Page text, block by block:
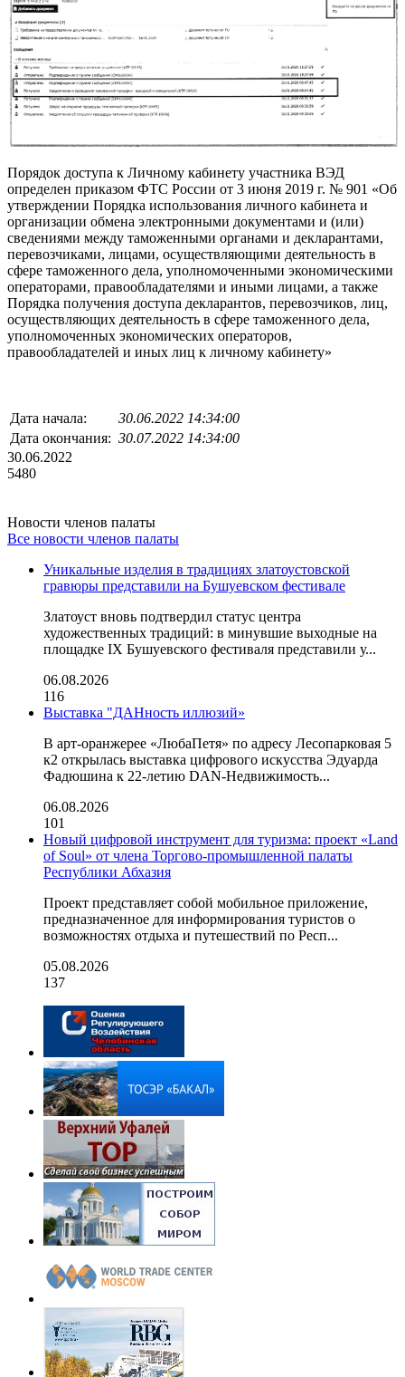
Порядок доступа к Личному кабинету участника ВЭД
определен приказом ФТС России от 3 июня 2019 г. № 901 «Об
утверждении Порядка использования личного кабинета и
организации обмена электронными документами и (или)
сведениями между таможенными органами и декларантами,
перевозчиками, лицами, осуществляющими деятельность в
сфере таможенного дела, уполномоченными экономическими
операторами, правообладателями и иными лицами, а также
Порядка получения доступа декларантов, перевозчиков, лиц,
осуществляющих деятельность в сфере таможенного дела,
уполномоченных экономических операторов,
правообладателей и иных лиц к личному кабинету»
Дата начала:
30.06.2022 14:34:00
Дата окончания: 30.07.2022 14:34:00
30.06.2022
5480
Новости членов палаты
Все новости членов палаты
Уникальные изделия в традициях златоустовской
гравюры представили на Бушуевском фестивале
Златоуст вновь подтвердил статус центра
художественных традиций: в минувшие выходные на
площадке IX Бушуевского фестиваля представили у...
06.08.2026
116
Выставка "ДАНность иллюзий»
В арт-оранжерее «ЛюбаПетя» по адресу Лесопарковая 5
к2 открылась выставка цифрового искусства Эдуарда
Фадюшина к 22-летию DAN-Недвижимость...
06.08.2026
101
Новый цифровой инструмент для туризма: проект «Land
of Soul» от члена Торгово-промышленной палаты
Республики Абхазия
Проект представляет собой мобильное приложение,
предназначенное для информирования туристов о
возможностях отдыха и путешествий по Респ...
05.08.2026
137